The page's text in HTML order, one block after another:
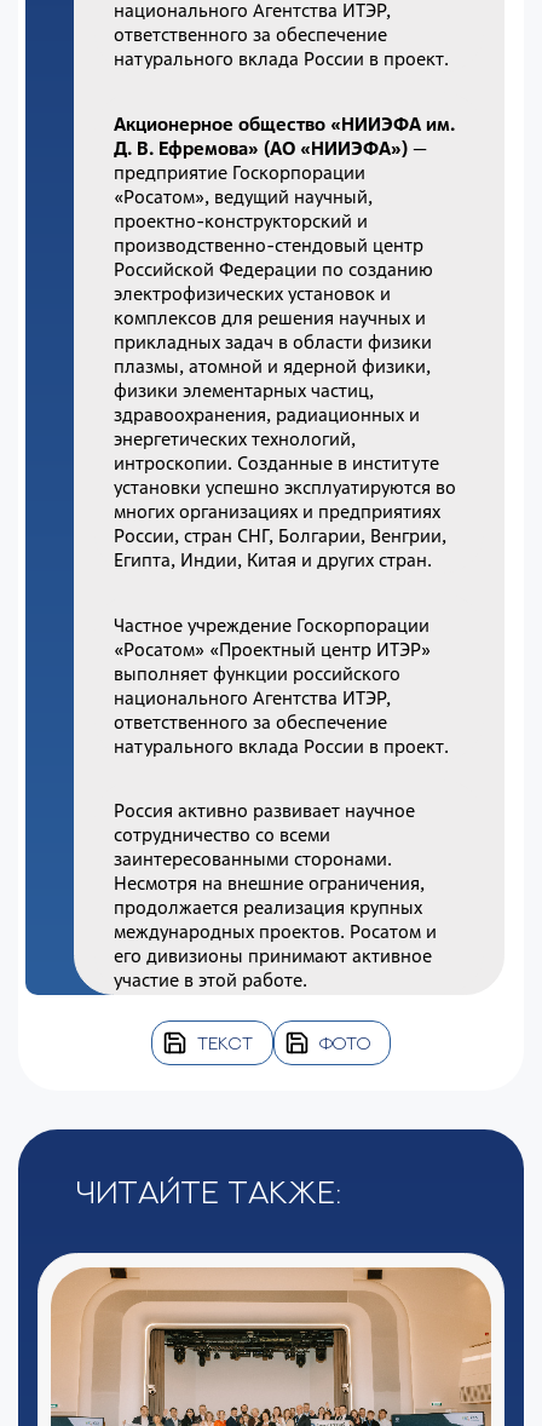
национального Агентства ИТЭР,
ответственного за обеспечение
натурального вклада России в проект.
Акционерное общество «НИИЭФА им.
Д. В. Ефремова» (АО «НИИЭФА»)—
предприятие Госкорпорации
«Росатом», ведущий научный,
проектно-конструкторский и
производственно-стендовый центр
Российской Федерации по созданию
электрофизических установок и
комплексов для решения научных и
прикладных задач в области физики
плазмы, атомной и ядерной физики,
физики элементарных частиц,
здравоохранения, радиационных и
энергетических технологий,
интроскопии. Созданные в институте
установки успешно эксплуатируются во
многих организациях и предприятиях
России, стран СНГ, Болгарии, Венгрии,
Египта, Индии, Китая и других стран.
Частное учреждение Госкорпорации
«Росатом» «Проектный центр ИТЭР»
выполняет функции российского
национального Агентства ИТЭР,
ответственного за обеспечение
натурального вклада России в проект.
Россия активно развивает научное
сотрудничество со всеми
заинтересованными сторонами.
Несмотря на внешние ограничения,
продолжается реализация крупных
международных проектов. Росатом и
его дивизионы принимают активное
участие в этой работе.
ТЕКСТ ФОТО
Читайте также: